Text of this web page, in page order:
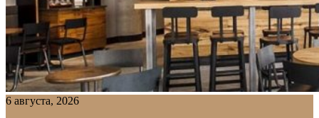
6 августа, 2026